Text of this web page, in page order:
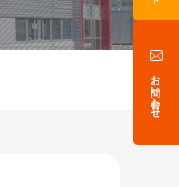
お問い合わせ